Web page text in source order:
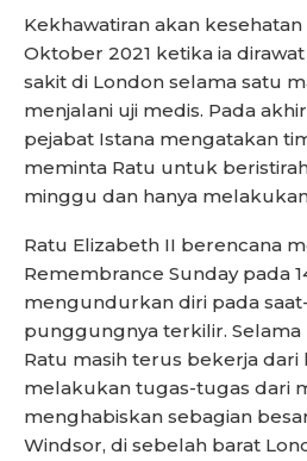
Kekhawatiran akan
Oktober 2021 ketika ia
sakit di London selama satu
menjalani uji medis. Pada
pejabat Istana mengatakan
meminta Ratu untuk
minggu dan hanya
Ratu Elizabeth II berencana
Remembrance Sunday pada
mengundurkan diri pada
punggungnya terkilir. Selama
Ratu masih terus bekerja dari
melakukan tugas-tugas dari
menghabiskan sebagian
Windsor, di sebelah barat